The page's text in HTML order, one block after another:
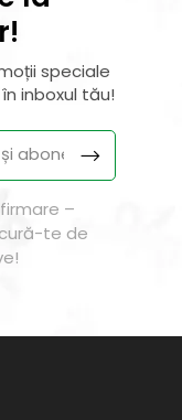
speciale
inboxul tău!
–
te de